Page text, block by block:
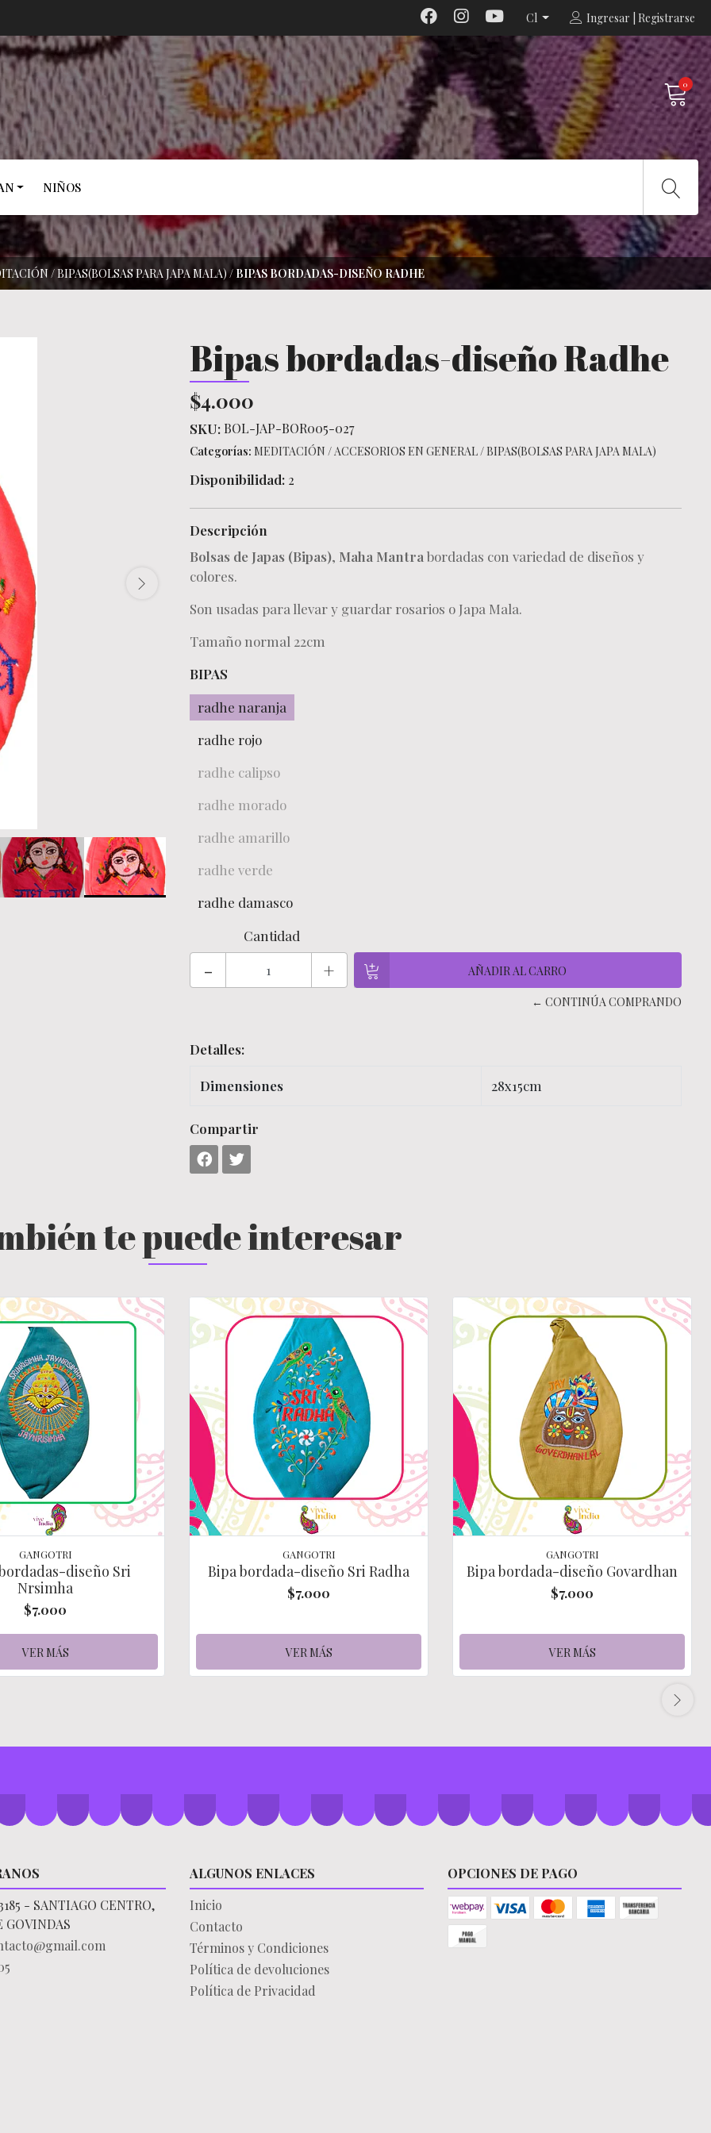
Cl Ingresar | Registrarse
0
NIÑOS
/BIPAS(BOLSAS PARA JAPA MALA)/ BIPAS BORDADAS-DISEÑO RADHE
Bipas bordadas-diseño Radhe
$4.000
SKU: BOL-JAP-BOR005-027
Categorías: MEDITACIÓN /ACCESORIOS EN GENERAL/BIPAS(BOLSAS PARA JAPA MALA)
Disponibilidad: 2
Descripción
Bolsas de Japas (Bipas), Maha Mantra bordadas con variedad de diseños y
colores.
Son usadas para llevar y guardar rosarios o Japa Mala.
Tamaño normal 22cm
BIPAS
radhe naranja
radhe rojo
radhe calipso
radhe morado
radhe amarillo
radhe verde
radhe damasco
Cantidad
- +
← CONTINÚA COMPRANDO
Detalles:
Dimensiones 28x15cm
Compartir
te puede interesar
GANGOTRI
diseño Sri
Nrsimha
$7.000
VER MÁS
GANGOTRI
Bipa bordada-diseño Sri Radha
$7.000
VER MÁS
GANGOTRI
Bipa bordada-diseño Govardhan
$7.000
VER MÁS
- SANTIAGO CENTRO,
GOVINDAS
ALGUNOS ENLACES
Inicio
Contacto
Términos y Condiciones
Política de devoluciones
Política de Privacidad
OPCIONES DE PAGO